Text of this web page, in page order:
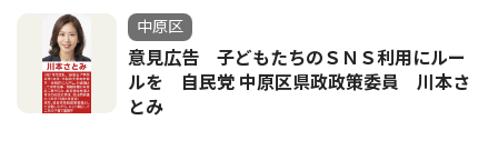
中原区
意見広告 子どもたちのＳＮＳ利用にルー
ルを 自民党 中原区県政政策委員 川本さ
とみ